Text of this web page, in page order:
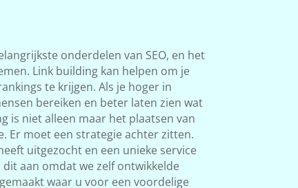
onderdelen van SEO, en het
Link building kan helpen om je
te krijgen. Als je hoger in
bereiken en beter laten zien wat
is niet alleen maar het plaatsen van
Er moet een strategie achter zitten.
uitgezocht en een unieke service
aan omdat we zelf ontwikkelde
waar u voor een voordelige